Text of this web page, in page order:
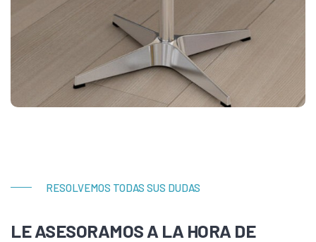
RESOLVEMOS TODAS SUS DUDAS
LE ASESORAMOS A LA HORA DE